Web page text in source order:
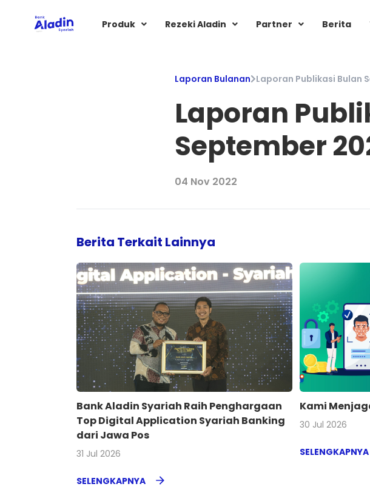
Produk Rezeki Aladin Partner Berita
Laporan Bulanan Laporan Publikasi Bulan
Laporan
September
04 Nov 2022
Berita Terkait Lainnya
Bank Aladin Syariah Raih Penghargaan
Top Digital Application Syariah Banking
dari Jawa Pos
31 Jul 2026
SELENGKAPNYA
Kami
30 Jul 2026
SELENGKAPNYA